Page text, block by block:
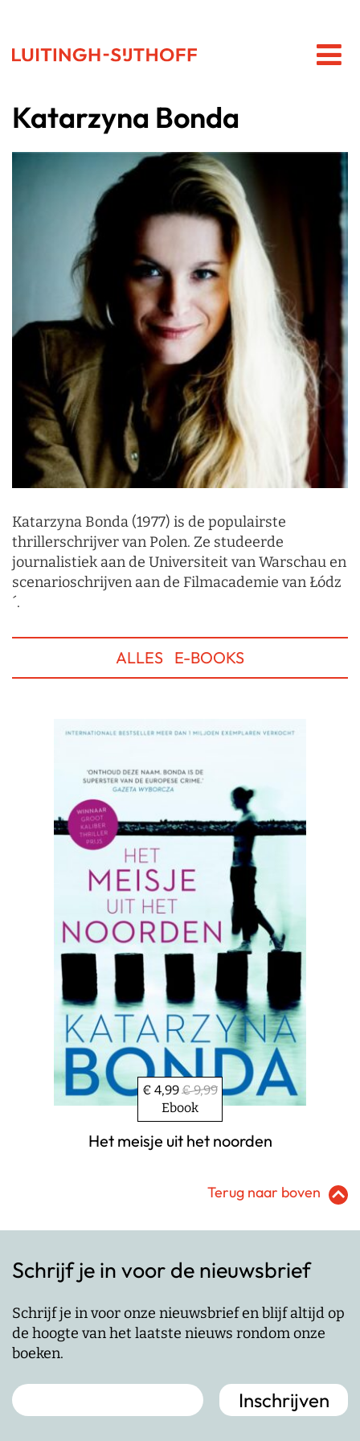
Katarzyna Bonda
Katarzyna Bonda (1977) is de populairste
thrillerschrijver van Polen. Ze studeerde
journalistiek aan de Universiteit van Warschau en
scenarioschrijven aan de Filmacademie van Łódz
´.
ALLES E-BOOKS
€ 4,99€ 9,99
Ebook
Het meisje uit het noorden
Terug naar boven
Schrijf je in voor de nieuwsbrief
Schrijf je in voor onze nieuwsbrief en blijf altijd op
de hoogte van het laatste nieuws rondom onze
boeken.